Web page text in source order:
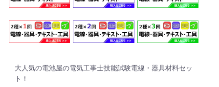
大人気の電池屋の電気工事士技能試験電線・器具材料セッ
ト！